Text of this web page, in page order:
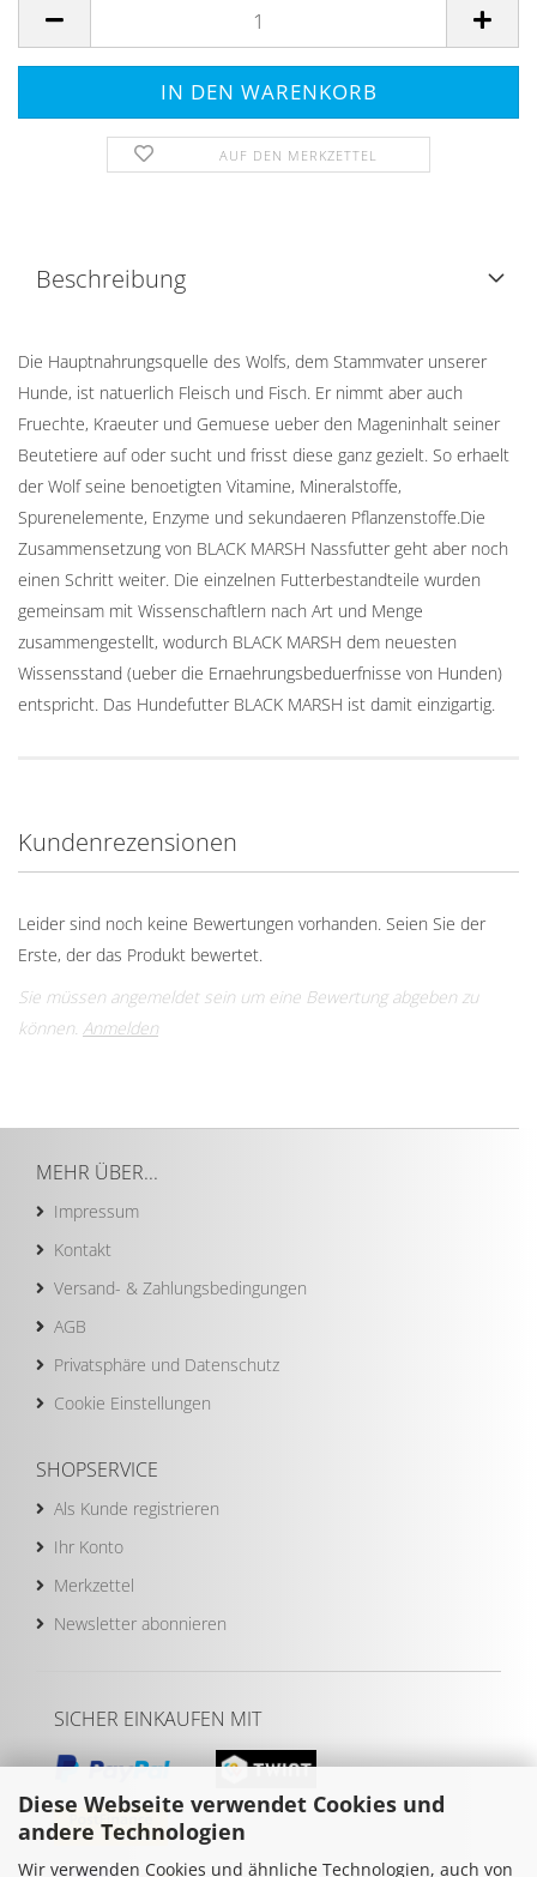
Diese Webseite verwendet Cookies und
andere Technologien
Wir verwenden Cookies und ähnliche Technologien, auch von
AUF DEN MERKZETTEL
Beschreibung
Die Hauptnahrungsquelle des Wolfs, dem Stammvater unserer
Hunde, ist natuerlich Fleisch und Fisch. Er nimmt aber auch
Fruechte, Kraeuter und Gemuese ueber den Mageninhalt seiner
Beutetiere auf oder sucht und frisst diese ganz gezielt. So erhaelt
der Wolf seine benoetigten Vitamine, Mineralstoffe,
Spurenelemente, Enzyme und sekundaeren Pflanzenstoffe.Die
Zusammensetzung von BLACK MARSH Nassfutter geht aber noch
einen Schritt weiter. Die einzelnen Futterbestandteile wurden
gemeinsam mit Wissenschaftlern nach Art und Menge
zusammengestellt, wodurch BLACK MARSH dem neuesten
Wissensstand (ueber die Ernaehrungsbeduerfnisse von Hunden)
entspricht. Das Hundefutter BLACK MARSH ist damit einzigartig.
Kundenrezensionen
Leider sind noch keine Bewertungen vorhanden. Seien Sie der
Erste, der das Produkt bewertet.
Sie müssen angemeldet sein um eine Bewertung abgeben zu
können. Anmelden
MEHR ÜBER...
Impressum
Kontakt
Versand- & Zahlungsbedingungen
AGB
Privatsphäre und Datenschutz
Cookie Einstellungen
SHOPSERVICE
Als Kunde registrieren
Ihr Konto
Merkzettel
Newsletter abonnieren
SICHER EINKAUFEN MIT